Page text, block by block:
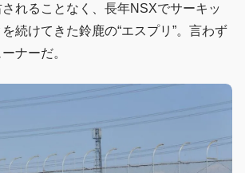
れることなく、長年NSXでサーキッ
続けてきた鈴鹿の“エスプリ”。言わず
ナーだ。